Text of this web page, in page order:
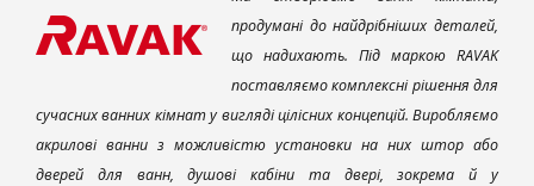
продумані до найдрібніших деталей,
що надихають. Під маркою RAVAK
поставляємо комплексні рішення для
сучасних ванних кімнат у вигляді цілісних концепцій. Виробляємо
акрилові ванни з можливістю установки на них штор або
дверей для ванн, душові кабіни та двері, зокрема й у